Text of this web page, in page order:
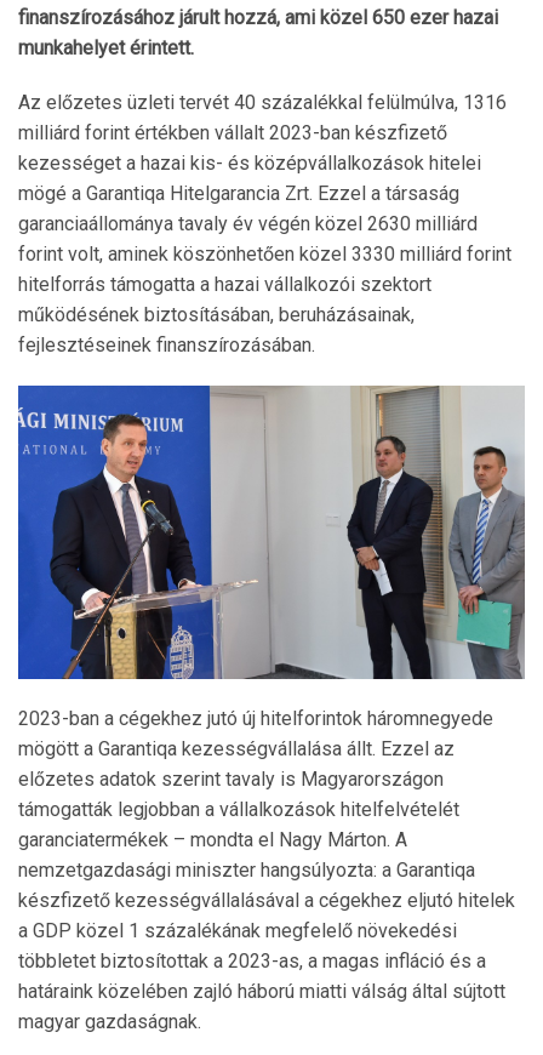
finanszírozásához járult hozzá, ami közel 650 ezer hazai
munkahelyet érintett.
Az előzetes üzleti tervét 40 százalékkal felülmúlva, 1316
milliárd forint értékben vállalt 2023-ban készfizető
kezességet a hazai kis- és középvállalkozások hitelei
mögé a Garantiqa Hitelgarancia Zrt. Ezzel a társaság
garanciaállománya tavaly év végén közel 2630 milliárd
forint volt, aminek köszönhetően közel 3330 milliárd forint
hitelforrás támogatta a hazai vállalkozói szektort
működésének biztosításában, beruházásainak,
fejlesztéseinek finanszírozásában.
2023-ban a cégekhez jutó új hitelforintok háromnegyede
mögött a Garantiqa kezességvállalása állt. Ezzel az
előzetes adatok szerint tavaly is Magyarországon
támogatták legjobban a vállalkozások hitelfelvételét
garanciatermékek – mondta el Nagy Márton. A
nemzetgazdasági miniszter hangsúlyozta: a Garantiqa
készfizető kezességvállalásával a cégekhez eljutó hitelek
a GDP közel 1 százalékának megfelelő növekedési
többletet biztosítottak a 2023-as, a magas infláció és a
határaink közelében zajló háború miatti válság által sújtott
magyar gazdaságnak.